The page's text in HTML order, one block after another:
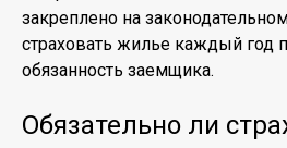
закреплено на
страховать жилье каждый год
обязанность заемщика.
Обязательно ли